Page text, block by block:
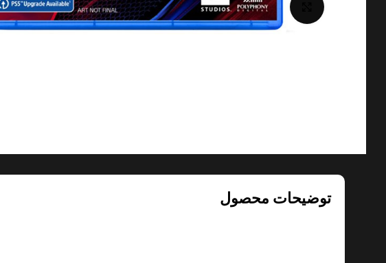
برای بزرگنمایی کلیک کنید
توضیحات محصول